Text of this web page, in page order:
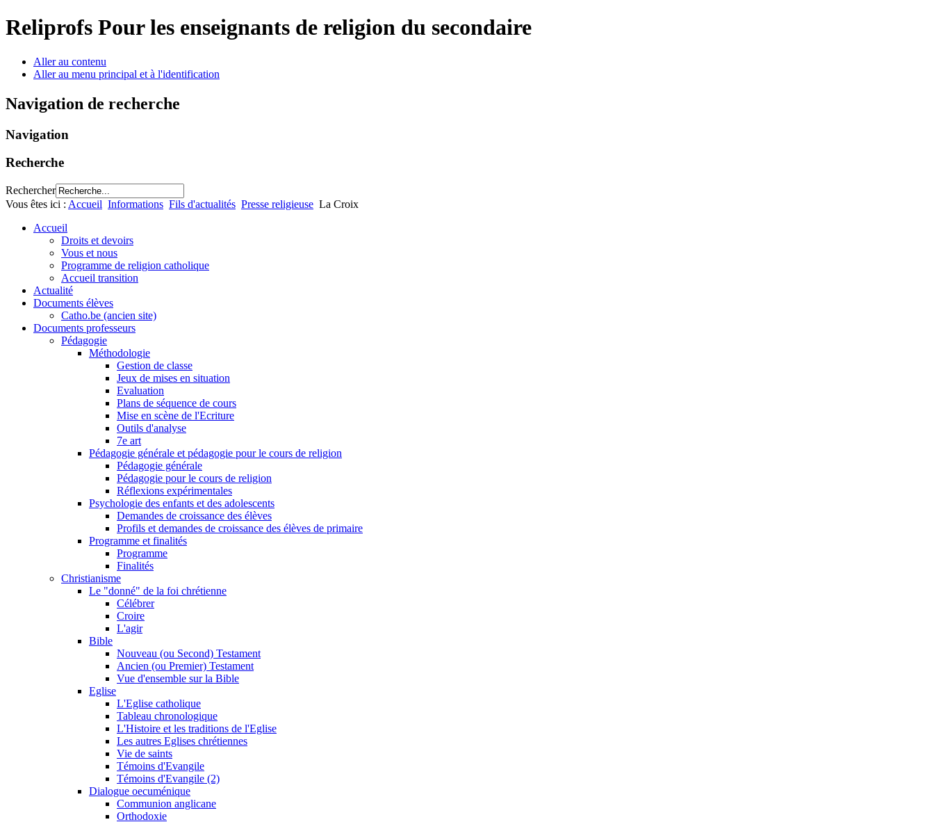
Reliprofs Pour les enseignants de religion du secondaire
Aller au contenu
Aller au menu principal et à l'identification
Navigation de recherche
Navigation
Recherche
Rechercher
Vous êtes ici : Accueil Informations Fils d'actualités Presse religieuse La Croix
Accueil
Droits et devoirs
Vous et nous
Programme de religion catholique
Accueil transition
Actualité
Documents élèves
Catho.be (ancien site)
Documents professeurs
Pédagogie
Méthodologie
Gestion de classe
Jeux de mises en situation
Evaluation
Plans de séquence de cours
Mise en scène de l'Ecriture
Outils d'analyse
7e art
Pédagogie générale et pédagogie pour le cours de religion
Pédagogie générale
Pédagogie pour le cours de religion
Réflexions expérimentales
Psychologie des enfants et des adolescents
Demandes de croissance des élèves
Profils et demandes de croissance des élèves de primaire
Programme et finalités
Programme
Finalités
Christianisme
Le "donné" de la foi chrétienne
Célébrer
Croire
L'agir
Bible
Nouveau (ou Second) Testament
Ancien (ou Premier) Testament
Vue d'ensemble sur la Bible
Eglise
L'Eglise catholique
Tableau chronologique
L'Histoire et les traditions de l'Eglise
Les autres Eglises chrétiennes
Vie de saints
Témoins d'Evangile
Témoins d'Evangile (2)
Dialogue oecuménique
Communion anglicane
Orthodoxie